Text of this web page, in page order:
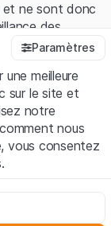
et ne sont donc
des
de la
par la LPCC.
AG (ci-après
compris et que
notes
veuillez-
Paramètres
meilleure
sur le site et
notre
nous
vous consentez
du site